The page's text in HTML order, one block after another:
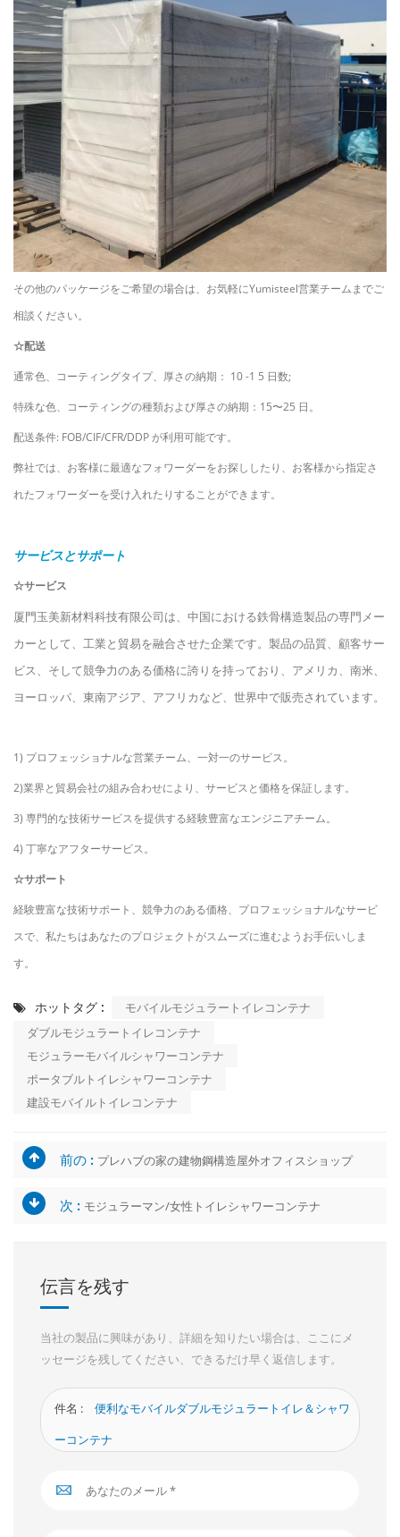
その他のパッケージをご希望の場合は、お気軽にYumisteel営業チームまでご
相談ください。
☆配送
通常色、コーティングタイプ、厚さの納期： 10-1 5 日数;
特殊な色、コーティングの種類および厚さの納期：15〜25 日。
配送条件: FOB/CIF/CFR/DDP が利用可能です。
弊社では、お客様に最適なフォワーダーをお探ししたり、お客様から指定さ
れたフォワーダーを受け入れたりすることができます。
サービスとサポート
☆サービス
厦門玉美新材料科技有限公司は、中国における鉄骨構造製品の専門メー
カーとして、工業と貿易を融合させた企業です。製品の品質、顧客サー
ビス、そして競争力のある価格に誇りを持っており、アメリカ、南米、
ヨーロッパ、東南アジア、アフリカなど、世界中で販売されています。
1) プロフェッショナルな営業チーム、一対一のサービス。
2)業界と貿易会社の組み合わせにより、サービスと価格を保証します。
3) 専門的な技術サービスを提供する経験豊富なエンジニアチーム。
4) 丁寧なアフターサービス。
☆サポート
経験豊富な技術サポート、競争力のある価格、プロフェッショナルなサービ
スで、私たちはあなたのプロジェクトがスムーズに進むようお手伝いしま
す。
ホットタグ :
モバイルモジュラートイレコンテナ
ダブルモジュラートイレコンテナ
モジュラーモバイルシャワーコンテナ
ポータブルトイレシャワーコンテナ
建設モバイルトイレコンテナ
前の : プレハブの家の建物鋼構造屋外オフィスショップ
次 : モジュラーマン/女性トイレシャワーコンテナ
伝言を残す
当社の製品に興味があり、詳細を知りたい場合は、ここにメ
ッセージを残してください、できるだけ早く返信します。
件名 :
便利なモバイルダブルモジュラートイレ＆シャワ
ーコンテナ